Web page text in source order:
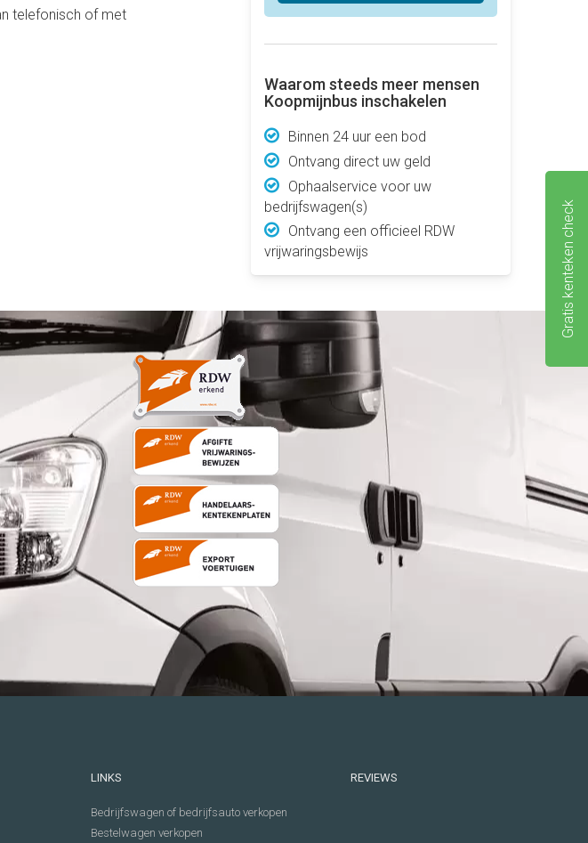
telefonisch of met
Waarom steeds meer mensen
Koopmijnbus inschakelen
Binnen 24 uur een bod
Ontvang direct uw geld
Ophaalservice voor uw
bedrijfswagen(s)
Ontvang een officieel RDW
vrijwaringsbewijs
LINKS
Bedrijfswagen of bedrijfsauto verkopen
Bestelwagen verkopen
REVIEWS
Gratis kenteken check